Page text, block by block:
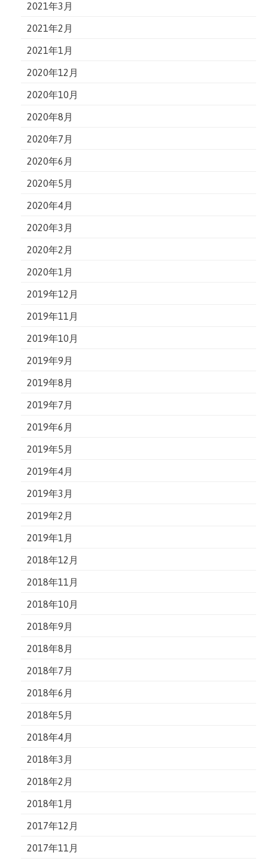
2021年3月
2021年2月
2021年1月
2020年12月
2020年10月
2020年8月
2020年7月
2020年6月
2020年5月
2020年4月
2020年3月
2020年2月
2020年1月
2019年12月
2019年11月
2019年10月
2019年9月
2019年8月
2019年7月
2019年6月
2019年5月
2019年4月
2019年3月
2019年2月
2019年1月
2018年12月
2018年11月
2018年10月
2018年9月
2018年8月
2018年7月
2018年6月
2018年5月
2018年4月
2018年3月
2018年2月
2018年1月
2017年12月
2017年11月